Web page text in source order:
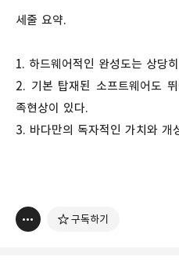
세줄 요약.
1. 하드웨어적인 완성도는 상당
2. 기본 탑재된 소프트웨어도
족현상이 있다.
3. 바다만의 독자적인 가치와 개
구독하기